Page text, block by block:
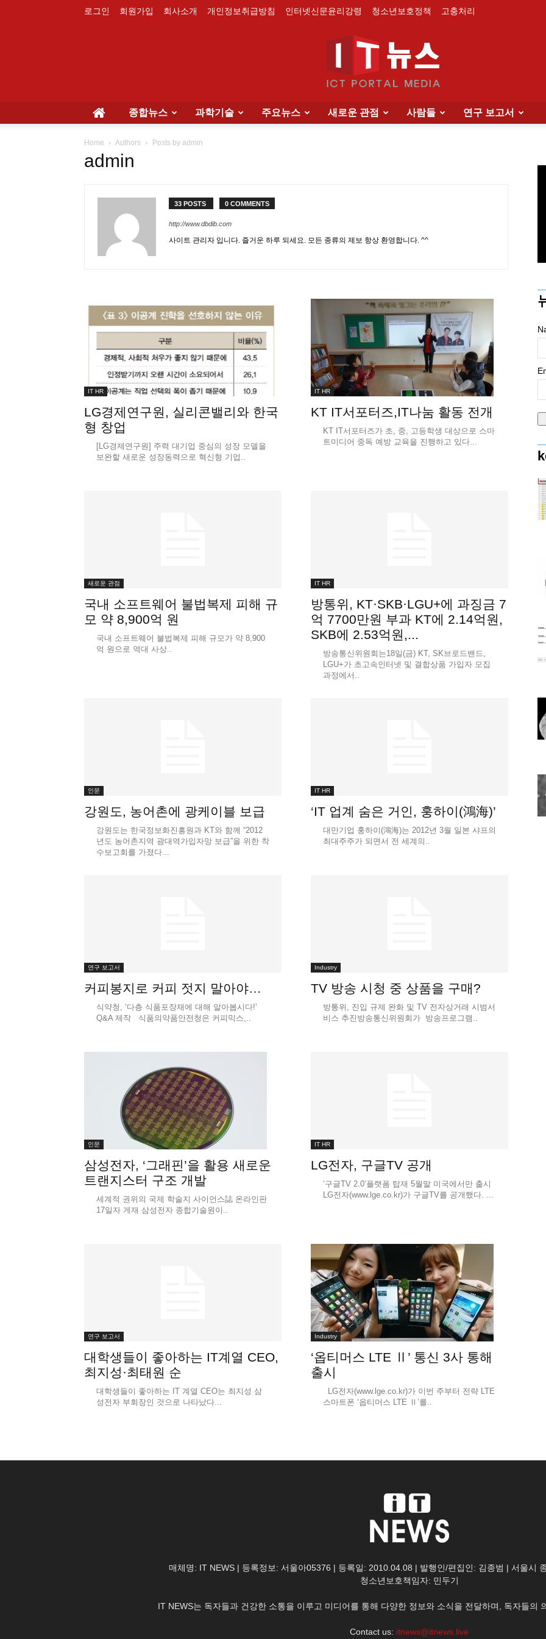
로그인 회원가입 회사소개 개인정보취급방침 인터넷신문윤리강령 청소년보호정책 고충처리
종합뉴스 과학기술 주요뉴스 새로운 관점 사람들 연구 보고서
Home Authors Posts by admin
admin
33 POSTS 0 COMMENTS
http://www.dbdib.com
사이트 관리자 입니다. 즐거운 하루 되세요. 모든 종류의 제보 항상 환영합니다. ^^
IT HR
LG경제연구원, 실리콘밸리와 한국
형 창업
[LG경제연구원] 주력 대기업 중심의 성장 모델을
보완할 새로운 성장동력으로 혁신형 기업..
IT HR
KT IT서포터즈,IT나눔 활동 전개
KT IT서포터즈가 초, 중, 고등학생 대상으로 스마
트미디어 중독 예방 교육을 진행하고 있다...
새로운 관점
국내 소프트웨어 불법복제 피해 규
모 약 8,900억 원
국내 소프트웨어 불법복제 피해 규모가 약 8,900
억 원으로 역대 사상..
IT HR
방통위, KT·SKB·LGU+에 과징금 7
억 7700만원 부과 KT에 2.14억원,
SKB에 2.53억원,...
방송통신위원회는18일(금) KT, SK브로드밴드,
LGU+가 초고속인터넷 및 결합상품 가입자 모집
과정에서..
인문
강원도, 농어촌에 광케이블 보급
강원도는 한국정보화진흥원과 KT와 함께 “2012
년도 농어촌지역 광대역가입자망 보급”을 위한 착
수보고회를 가졌다...
IT HR
‘IT 업계 숨은 거인, 훙하이(鴻海)’
대만기업 훙하이(鴻海)는 2012년 3월 일본 샤프의
최대주주가 되면서 전 세계의..
연구 보고서
커피봉지로 커피 젓지 말아야…
식약청, ‘다층 식품포장재에 대해 알아봅시다!’
Q&A 제작 식품의약품안전청은 커피믹스,..
Industry
TV 방송 시청 중 상품을 구매?
방통위, 진입 규제 완화 및 TV 전자상거래 시범서
비스 추진방송통신위원회가 방송프로그램..
인문
삼성전자, ‘그래핀’을 활용 새로운
트랜지스터 구조 개발
세계적 권위의 국제 학술지 사이언스誌 온라인판
17일자 게재 삼성전자 종합기술원이..
IT HR
LG전자, 구글TV 공개
‘구글TV 2.0’플랫폼 탑재 5월말 미국에서만 출시
LG전자(www.lge.co.kr)가 구글TV를 공개했다. ...
연구 보고서
대학생들이 좋아하는 IT계열 CEO,
최지성·최태원 순
대학생들이 좋아하는 IT 계열 CEO는 최지성 삼
성전자 부회장인 것으로 나타났다...
Industry
‘옵티머스 LTE Ⅱ’ 통신 3사 통해
출시
LG전자(www.lge.co.kr)가 이번 주부터 전략 LTE
스마트폰 ‘옵티머스 LTE Ⅱ’를..
매체명: IT NEWS | 등록정보: 서울아05376 | 등록일: 2010.04.08 | 발행인/편집인: 김종범 | 서울시
청소년보호책임자: 민두기
IT NEWS는 독자들과 건강한 소통을 이루고 미디어를 통해 다양한 정보와 소식을 전달하며, 독자들의
Contact us: itnews@itnews.live